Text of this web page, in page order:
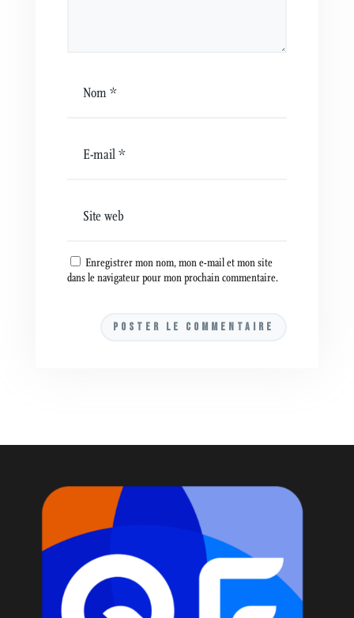
Enregistrer mon nom, mon e-mail et mon site
dans le navigateur pour mon prochain commentaire.